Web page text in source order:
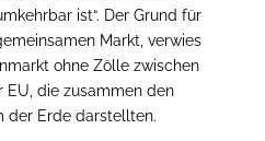
ist“. Der Grund für
Markt, verwies
ohne Zölle zwischen
die zusammen den
der Erde darstellten.